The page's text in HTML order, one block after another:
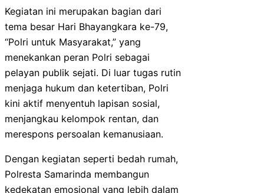
Kegiatan ini merupakan bagian dari
tema besar Hari Bhayangkara ke-79,
“Polri untuk Masyarakat,” yang
menekankan peran Polri sebagai
pelayan publik sejati. Di luar tugas rutin
menjaga hukum dan ketertiban, Polri
kini aktif menyentuh lapisan sosial,
menjangkau kelompok rentan, dan
merespons persoalan kemanusiaan.
Dengan kegiatan seperti bedah rumah,
Polresta Samarinda membangun
kedekatan emosional yang lebih dalam